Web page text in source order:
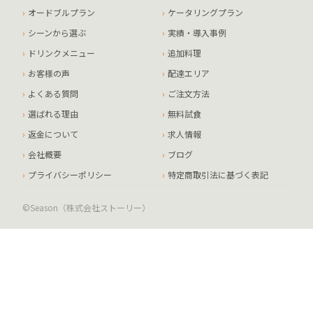
オードブルプラン
ケータリングプラン
シーンから選ぶ
実績・導入事例
ドリンクメニュー
追加料理
お客様の声
配達エリア
よくある質問
ご注文方法
選ばれる理由
無料試食
返金について
求人情報
会社概要
ブログ
プライバシーポリシー
特定商取引法に基づく表記
©Season（株式会社ストーリー）